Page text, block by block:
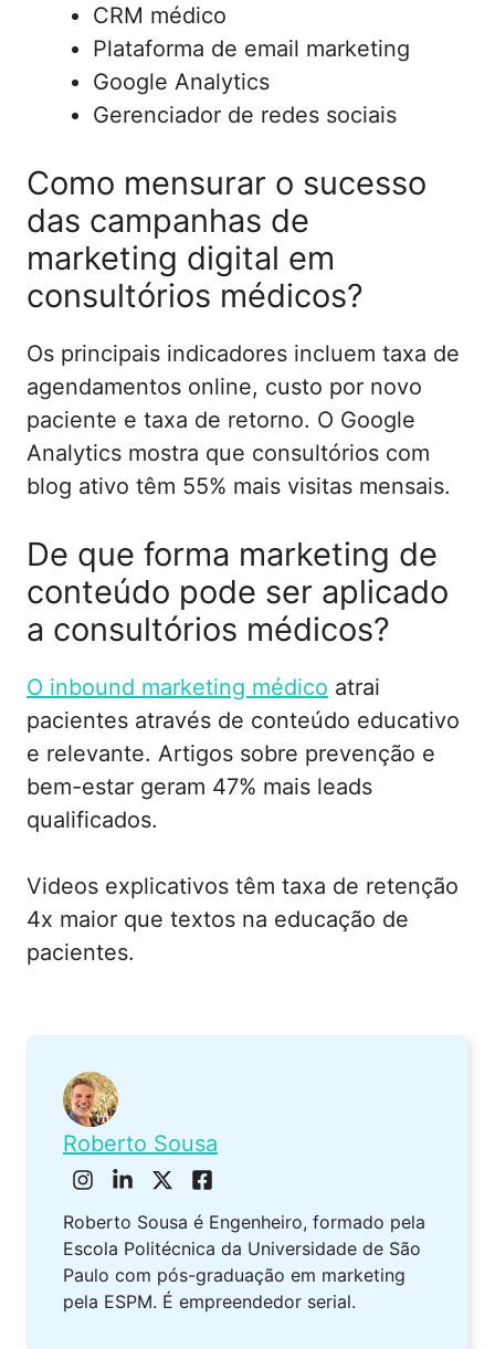
CRM médico
Plataforma de email marketing
Google Analytics
Gerenciador de redes sociais
Como mensurar o sucesso
das campanhas de
marketing digital em
consultórios médicos?
Os principais indicadores incluem taxa de
agendamentos online, custo por novo
paciente e taxa de retorno. O Google
Analytics mostra que consultórios com
blog ativo têm 55% mais visitas mensais.
De que forma marketing de
conteúdo pode ser aplicado
a consultórios médicos?
O inbound marketing médico atrai
pacientes através de conteúdo educativo
e relevante. Artigos sobre prevenção e
bem-estar geram 47% mais leads
qualificados.
Videos explicativos têm taxa de retenção
4x maior que textos na educação de
pacientes.
Roberto Sousa
Roberto Sousa é Engenheiro, formado pela
Escola Politécnica da Universidade de São
Paulo com pós-graduação em marketing
pela ESPM. É empreendedor serial.